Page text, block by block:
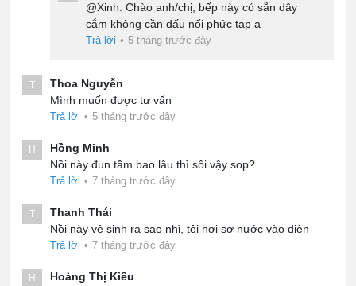
@Xinh: Chào anh/chị, bếp này có sẵn dây
cắm không cần đấu nối phức tạp ạ
Trả lời • 5 tháng trước đây
T
Thoa Nguyễn
Mình muốn được tư vấn
Trả lời • 5 tháng trước đây
H
Hồng Minh
Nồi này đun tầm bao lâu thì sôi vậy sop?
Trả lời • 7 tháng trước đây
T
Thanh Thái
Nồi này vệ sinh ra sao nhỉ, tôi hơi sợ nước vào điện
Trả lời • 7 tháng trước đây
H
Hoàng Thị Kiều